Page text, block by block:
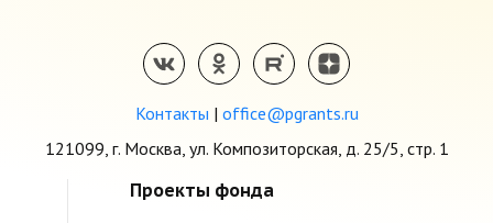
Контакты | office@pgrants.ru
121099, г. Москва, ул. Композиторская, д. 25/5, стр. 1
Проекты фонда